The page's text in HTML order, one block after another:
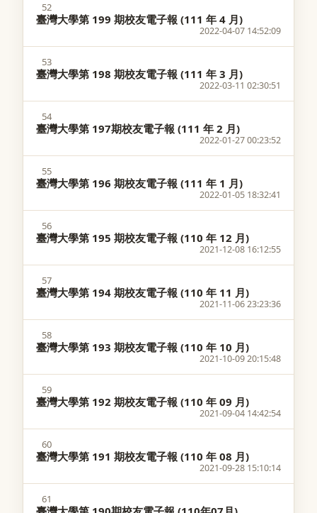
52
臺灣大學第 199 期校友電子報 (111 年 4 月)
2022-04-07 14:52:09
53
臺灣大學第 198 期校友電子報 (111 年 3 月)
2022-03-11 02:30:51
54
臺灣大學第 197期校友電子報 (111 年 2 月)
2022-01-27 00:23:52
55
臺灣大學第 196 期校友電子報 (111 年 1 月)
2022-01-05 18:32:41
56
臺灣大學第 195 期校友電子報 (110 年 12 月)
2021-12-08 16:12:55
57
臺灣大學第 194 期校友電子報 (110 年 11 月)
2021-11-06 23:23:36
58
臺灣大學第 193 期校友電子報 (110 年 10 月)
2021-10-09 20:15:48
59
臺灣大學第 192 期校友電子報 (110 年 09 月)
2021-09-04 14:42:54
60
臺灣大學第 191 期校友電子報 (110 年 08 月)
2021-09-28 15:10:14
61